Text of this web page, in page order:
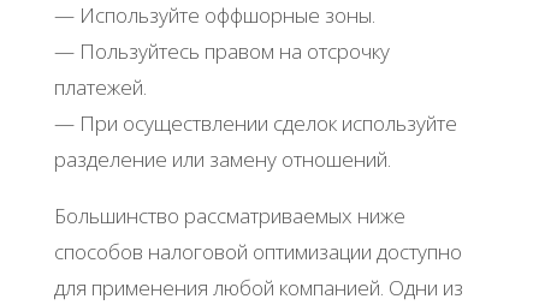
— Используйте оффшорные зоны.
— Пользуйтесь правом на отсрочку
платежей.
— При осуществлении сделок используйте
разделение или замену отношений.
Большинство рассматриваемых ниже
способов налоговой оптимизации доступно
для применения любой компанией. Одни из